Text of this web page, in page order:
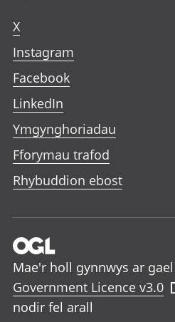
X
Instagram
Facebook
LinkedIn
Ymgynghoriadau
Fforymau trafod
Rhybuddion ebost
Mae'r holl gynnwys ar
Government Licence v3.0
nodir fel arall